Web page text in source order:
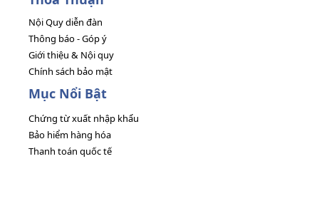
Nội Quy diễn đàn
Thông báo - Góp ý
Giới thiệu & Nội quy
Chính sách bảo mật
Mục Nổi Bật
Chứng từ xuất nhập khẩu
Bảo hiểm hàng hóa
Thanh toán quốc tế